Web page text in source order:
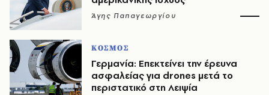
Άγης Παπαγεωργίου
ΚΟΣΜΟΣ
Γερμανία: Επεκτείνει την έρευνα
ασφαλείας για drones μετά το
περιστατικό στη Λειψία